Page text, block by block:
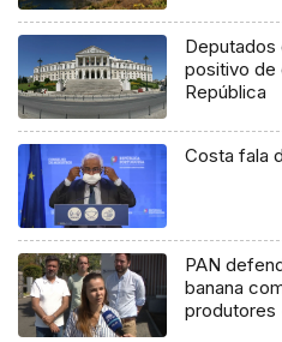
Deputados
positivo de
República
Costa fala
PAN
banana
produtores